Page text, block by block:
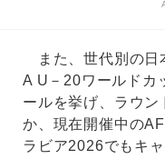
また、世代別の日
A U－20ワールドカ
ールを挙げ、ラウ
か、現在開催中の
ラビア2026でもキ